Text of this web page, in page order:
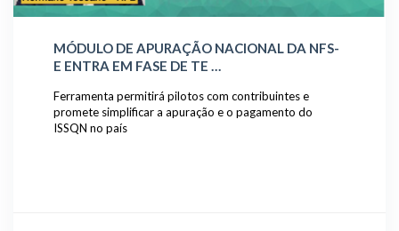
MÓDULO DE APURAÇÃO NACIONAL DA NFS-
E ENTRA EM FASE DE TE …
Ferramenta permitirá pilotos com contribuintes e
promete simplificar a apuração e o pagamento do
ISSQN no país